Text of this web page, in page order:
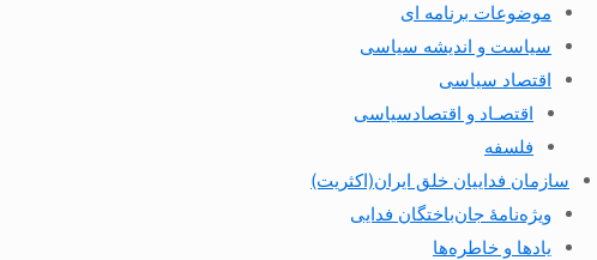
موضوعات برنامه ای
سیاست و اندیشه سیاسی
اقتصاد سیاسی
اقتصـاد و اقتصاد‌سیاسی
فلسفه
سازمان فداییان خلق ایران(اکثریت)
ویژه‌نامهٔ جان‌باختگان فدایی
یادها و خاطره‌ها